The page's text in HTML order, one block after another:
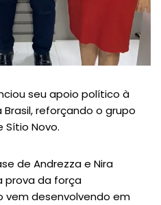
seu apoio político à
reforçando o grupo
Sítio Novo.
de Andrezza e Nira
prova da força
vem desenvolvendo em